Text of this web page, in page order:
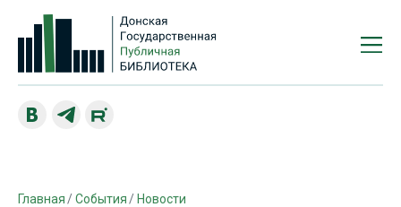
Главная События
Новости